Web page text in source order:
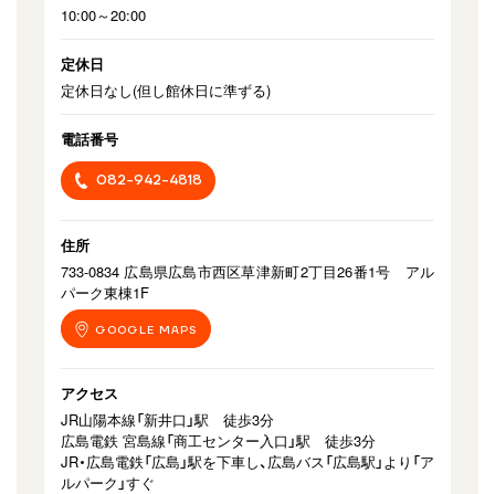
10:00～20:00
定休日
定休日なし(但し館休日に準ずる)
電話番号
082-942-4818
住所
733-0834 広島県広島市西区草津新町2丁目26番1号 アル
パーク東棟1F
GOOGLE MAPS
アクセス
JR山陽本線「新井口」駅 徒歩3分
広島電鉄 宮島線「商工センター入口」駅 徒歩3分
JR・広島電鉄「広島」駅を下車し、広島バス「広島駅」より「ア
ルパーク」すぐ